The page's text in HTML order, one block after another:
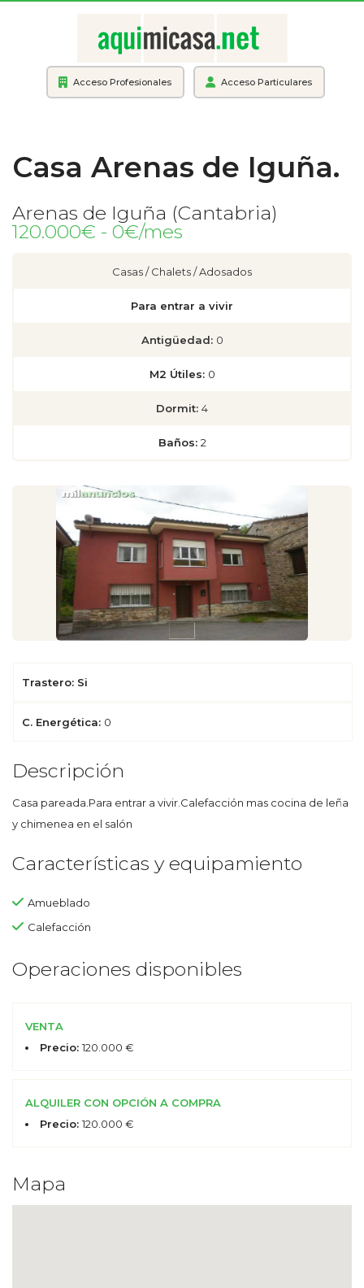
Acceso Profesionales Acceso Particulares
Casa Arenas de Iguña.
Arenas de Iguña (Cantabria)
120.000€ - 0€/mes
Casas / Chalets / Adosados
Para entrar a vivir
Antigüedad: 0
M2 Útiles: 0
Dormit: 4
Baños: 2
Trastero: Si
C. Energética: 0
Descripción
Casa pareada.Para entrar a vivir.Calefacción mas cocina de leña
y chimenea en el salón
Características y equipamiento
Amueblado
Calefacción
Operaciones disponibles
VENTA
Precio: 120.000 €
ALQUILER CON OPCIÓN A COMPRA
Precio: 120.000 €
Mapa